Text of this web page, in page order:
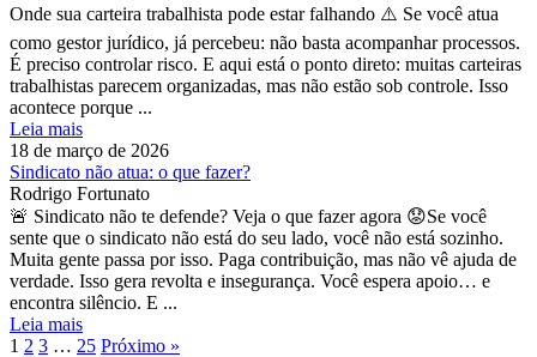
Onde sua carteira trabalhista pode estar falhando ⚠️ Se você atua
como gestor jurídico, já percebeu: não basta acompanhar processos.
É preciso controlar risco. E aqui está o ponto direto: muitas carteiras
trabalhistas parecem organizadas, mas não estão sob controle. Isso
acontece porque ...
Leia mais
18 de março de 2026
Sindicato não atua: o que fazer?
Rodrigo Fortunato
🚨 Sindicato não te defende? Veja o que fazer agora 😟Se você
sente que o sindicato não está do seu lado, você não está sozinho.
Muita gente passa por isso. Paga contribuição, mas não vê ajuda de
verdade. Isso gera revolta e insegurança. Você espera apoio… e
encontra silêncio. E ...
Leia mais
1 2 3 … 25 Próximo »